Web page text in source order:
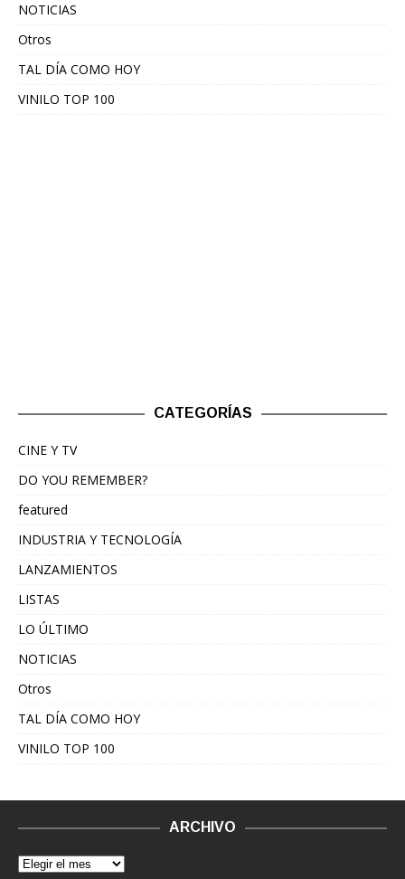
NOTICIAS
Otros
TAL DÍA COMO HOY
VINILO TOP 100
CATEGORÍAS
CINE Y TV
DO YOU REMEMBER?
featured
INDUSTRIA Y TECNOLOGÍA
LANZAMIENTOS
LISTAS
LO ÚLTIMO
NOTICIAS
Otros
TAL DÍA COMO HOY
VINILO TOP 100
ARCHIVO